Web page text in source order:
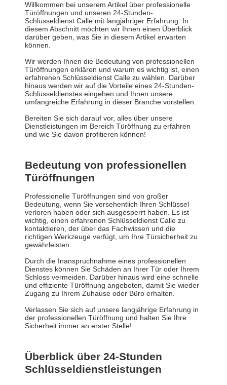
Willkommen bei unserem Artikel über professionelle
Türöffnungen und unseren 24-Stunden-
Schlüsseldienst Calle mit langjähriger Erfahrung. In
diesem Abschnitt möchten wir Ihnen einen Überblick
darüber geben, was Sie in diesem Artikel erwarten
können.
Wir werden Ihnen die Bedeutung von professionellen
Türöffnungen erklären und warum es wichtig ist, einen
erfahrenen Schlüsseldienst Calle zu wählen. Darüber
hinaus werden wir auf die Vorteile eines 24-Stunden-
Schlüsseldienstes eingehen und Ihnen unsere
umfangreiche Erfahrung in dieser Branche vorstellen.
Bereiten Sie sich darauf vor, alles über unsere
Dienstleistungen im Bereich Türöffnung zu erfahren
und wie Sie davon profitieren können!
Bedeutung von professionellen
Türöffnungen
Professionelle Türöffnungen sind von großer
Bedeutung, wenn Sie versehentlich Ihren Schlüssel
verloren haben oder sich ausgesperrt haben. Es ist
wichtig, einen erfahrenen Schlüsseldienst Calle zu
kontaktieren, der über das Fachwissen und die
richtigen Werkzeuge verfügt, um Ihre Türsicherheit zu
gewährleisten.
Durch die Inanspruchnahme eines professionellen
Dienstes können Sie Schäden an Ihrer Tür oder Ihrem
Schloss vermeiden. Darüber hinaus wird eine schnelle
und effiziente Türöffnung angeboten, damit Sie wieder
Zugang zu Ihrem Zuhause oder Büro erhalten.
Verlassen Sie sich auf unsere langjährige Erfahrung in
der professionellen Türöffnung und halten Sie Ihre
Sicherheit immer an erster Stelle!
Überblick über 24-Stunden
Schlüsseldienstleistungen